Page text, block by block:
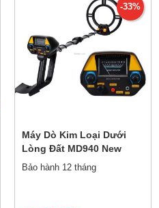
-33%
Máy Dò Kim Loại Dưới
Lòng Đất MD940 New
Bảo hành 12 tháng